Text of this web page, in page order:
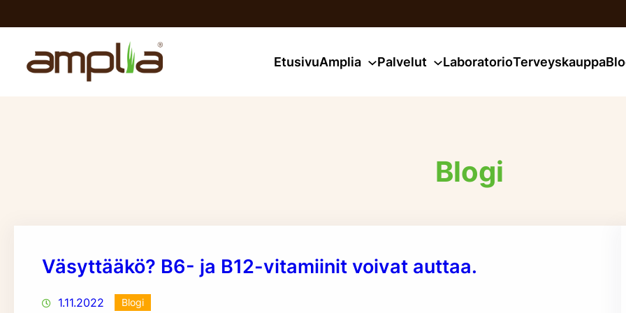
sisältöön
EtusivuAmplia Palvelut LaboratorioTerveyskauppa
Blogi
Väsyttääkö? B6- ja B12-vitamiinit voivat auttaa.
1.11.2022 Blogi